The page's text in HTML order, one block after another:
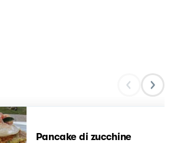
Pancake di zucchine